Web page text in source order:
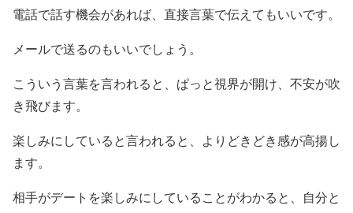
電話で話す機会があれば、直接言葉で伝えてもいいです。
メールで送るのもいいでしょう。
こういう言葉を言われると、ぱっと視界が開け、不安が吹
き飛びます。
楽しみにしていると言われると、よりどきどき感が高揚し
ます。
相手がデートを楽しみにしていることがわかると、自分と